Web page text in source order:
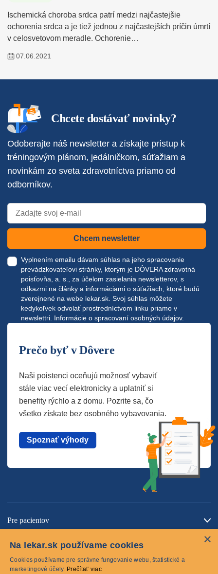
Ischemická choroba srdca patrí medzi najčastejšie
ochorenia srdca a je tiež jednou z najčastejších príčin úmrtí
v celosvetovom meradle. Ochorenie…
07.06.2021
Chcete dostávať novinky?
Odoberajte náš newsletter a získajte prístup k
tréningovým plánom, jedálničkom, súťažiam a
novinkám zo sveta zdravotníctva priamo od
odborníkov.
Chcem newsletter
Vyplnením emailu dávam súhlas na jeho spracovanie
prevádzkovateľovi stránky, ktorým je DÔVERA zdravotná
poisťovňa, a. s., za účelom zasielania newsletterov, s
odkazmi na články a informáciami o súťažiach, ktoré budú
zverejnené na webe lekar.sk . Svoj súhlas môžete
kedykoľvek odvolať prostredníctvom linku priamo v
newslettri. Informácie o spracovaní osobných údajov.
Prečo byť v Dôvere
Naši poistenci oceňujú možnosť vybaviť
stále viac vecí elektronicky a uplatniť si
benefity rýchlo a z domu. Pozrite sa, čo
všetko získate bez osobného vybavovania.
Spoznať výhody
Pre pacientov
×
Na lekar.sk používame cookies
Cookies používame pre správne fungovanie webu, štatistické a
marketingové účely. Prečítať viac